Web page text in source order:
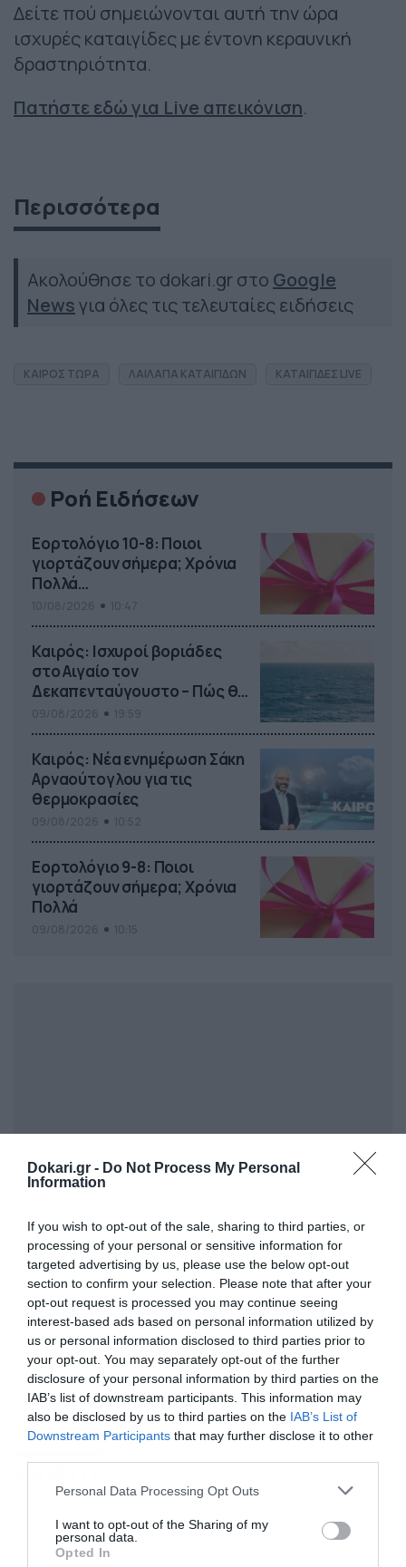
Dokari.gr - Do Not Process My Personal
Information
If you wish to opt-out of the sale, sharing to third parties, or
processing of your personal or sensitive information for
targeted advertising by us, please use the below opt-out
section to confirm your selection. Please note that after your
opt-out request is processed you may continue seeing
interest-based ads based on personal information utilized by
us or personal information disclosed to third parties prior to
your opt-out. You may separately opt-out of the further
disclosure of your personal information by third parties on the
IAB’s list of downstream participants. This information may
also be disclosed by us to third parties on the IAB’s List of
Downstream Participants that may further disclose it to other
Please note that this website/app uses one or more Google
not limited to your visit or usage behaviour. You may click to
grant or deny consent to Google and its third-party tags to
use your data for below specified purposes in below Google
Personal Data Processing Opt Outs
I want to opt-out of the Sharing of my
personal data.
Opted In
Δείτε πού σημειώνονται αυτή την ώρα
ισχυρές καταιγίδες με έντονη κεραυνική
δραστηριότητα.
Πατήστε εδώ για Live απεικόνιση.
Περισσότερα
Ακολούθησε το dokari.gr στο Google
Newsγια όλες τις τελευταίες ειδήσεις
ΚΑΙΡΟΣ ΤΩΡΑ ΛΑΙΛΑΠΑ ΚΑΤΑΙΓΙΔΩΝ ΚΑΤΑΙΓΙΔΕΣ LIVE
Ροή Ειδήσεων
Εορτολόγιο 10-8: Ποιοι
γιορτάζουν σήμερα; Χρόνια
Πολλά…
Καιρός: Ισχυροί βοριάδες
στο Αιγαίο τον
Δεκαπενταύγουστο – Πώς θα
κυλήσει η εβδομάδα
Καιρός: Νέα ενημέρωση Σάκη
Αρναούτογλου για τις
θερμοκρασίες
Εορτολόγιο 9-8: Ποιοι
γιορτάζουν σήμερα; Χρόνια
Πολλά